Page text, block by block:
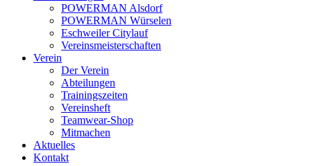
POWERMAN Alsdorf
POWERMAN Würselen
Eschweiler Citylauf
Vereinsmeisterschaften
Verein
Der Verein
Abteilungen
Trainingszeiten
Vereinsheft
Teamwear-Shop
Mitmachen
Aktuelles
Kontakt